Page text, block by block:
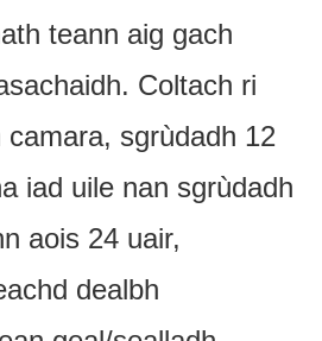
teann aig gach
Coltach ri
camara, sgrùdadh 12
iad uile nan sgrùdadh
aois 24 uair,
dealbh